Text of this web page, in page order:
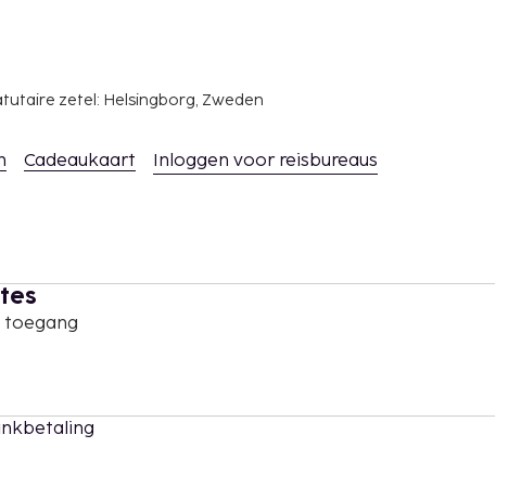
zetel: Helsingborg, Zweden
Cadeaukaart Inloggen voor reisbureaus
toegang